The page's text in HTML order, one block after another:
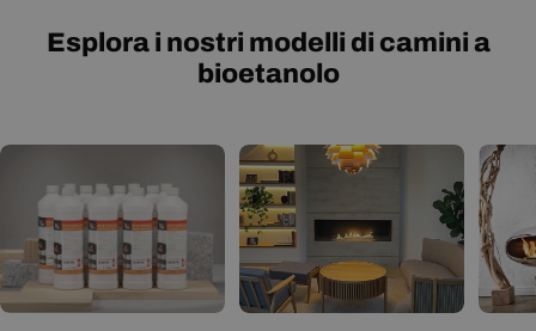
Esplora i nostri modelli di camini a
bioetanolo